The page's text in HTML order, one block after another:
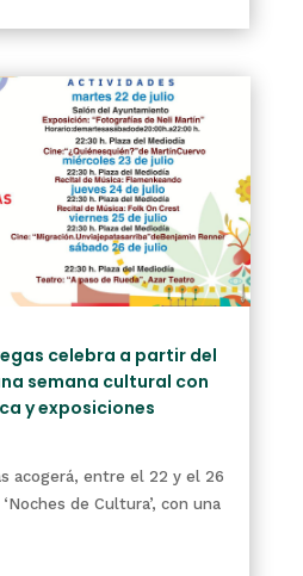
celebra a partir del
semana cultural con
y exposiciones
acogerá, entre el 22 y el 26
de Cultura’, con una